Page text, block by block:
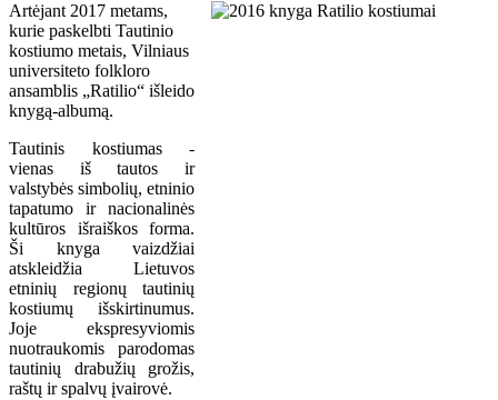
Artėjant 2017 metams,
kurie paskelbti Tautinio
kostiumo metais, Vilniaus
universiteto folkloro
ansamblis „Ratilio“ išleido
knygą-albumą.
Tautinis kostiumas -
vienas iš tautos ir
valstybės simbolių, etninio
tapatumo ir nacionalinės
kultūros išraiškos forma.
Ši knyga vaizdžiai
atskleidžia Lietuvos
etninių regionų tautinių
kostiumų išskirtinumus.
Joje ekspresyviomis
nuotraukomis parodomas
tautinių drabužių grožis,
raštų ir spalvų įvairovė.